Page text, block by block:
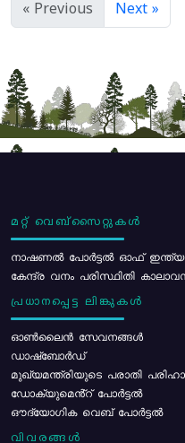
« Previous Next »
മറ്റ് വെബ്സൈറ്റുകൾ
നാഷണൽ പോർട്ടൽ ഓഫ് ഇന്ത്യ
കേന്ദ്ര വനം പരിസ്ഥിതി
പ്രധാനപ്പെട്ട ലിങ്കുകൾ
ഓൺലൈൻ സേവനങ്ങൾ
ഡാഷ്ബോർഡ്
മുഖ്യമന്ത്രിയുടെ പരാതി
ഡോക്യുമെൻ്റ് പോർട്ടൽ
ഔദ്യോഗിക വെബ് പോർട്ടൽ
വിവരങ്ങൾ